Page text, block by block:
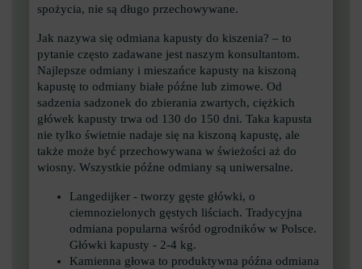
spożycia, nie są długo przechowywane.
Jak nazywa się odmiana kapusty do kiszenia? – to
pytanie często zadawane jest naszym konsultantom.
Najlepsze odmiany i mieszańce kapusty na kiszoną
kapustę to odmiany białe późne lub zimowe. Od
sadzenia sadzonek do zbierania zwartych, ciężkich
główek kapusty trwa od 130 do 150 dni. Taka kapusta
nie tylko świetnie nadaje się na kiszoną kapustę, ale
także może być przechowywana w świeżości aż do
wiosny. Wszystkie późne odmiany są uniwersalne.
Langedijker - tworzy gęste główki, o
ciemnozielonych gęstych liściach. Tradycyjna
odmiana popularna wśród ogrodników w Polsce.
Główki kapusty - 2-4 kg.
Kamienna głowa to produktywna późna odmiana